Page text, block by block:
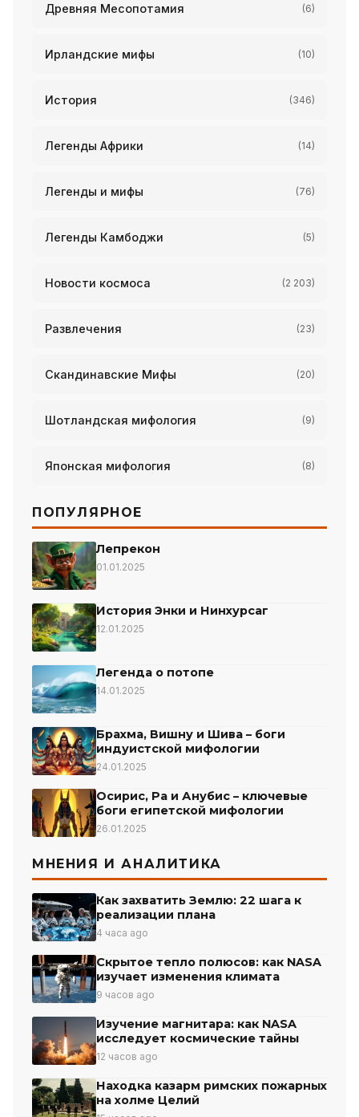
Древняя Месопотамия (6)
Ирландские мифы (10)
История (346)
Легенды Африки (14)
Легенды и мифы (76)
Легенды Камбоджи (5)
Новости космоса (2 203)
Развлечения (23)
Скандинавские Мифы (20)
Шотландская мифология (9)
Японская мифология (8)
ПОПУЛЯРНОЕ
Лепрекон
01.01.2025
История Энки и Нинхурсаг
12.01.2025
Легенда о потопе
14.01.2025
Брахма, Вишну и Шива – боги
индуистской мифологии
24.01.2025
Осирис, Ра и Анубис – ключевые
боги египетской мифологии
26.01.2025
МНЕНИЯ И АНАЛИТИКА
Как захватить Землю: 22 шага к
реализации плана
4 часа ago
Скрытое тепло полюсов: как NASA
изучает изменения климата
9 часов ago
Изучение магнитара: как NASA
исследует космические тайны
12 часов ago
Находка казарм римских пожарных
на холме Целий